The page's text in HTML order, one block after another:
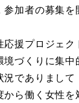
加者の募集を
援プロジェク
づくりに集中
でありまし
ら働く女性を